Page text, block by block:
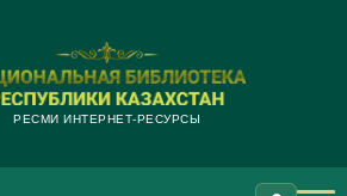
РЕСМИ ИНТЕРНЕТ-РЕСУРСЫ